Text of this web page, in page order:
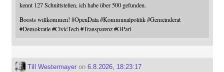
kennt 127 Schnittstellen, ich habe über 500 gefunden.
Boosts willkommen! #OpenData #Kommunalpolitik #Gemeinderat
#Demokratie #CivicTech #Transparenz #OParl
Till Westermayeron 6.8.2026, 18:23:17